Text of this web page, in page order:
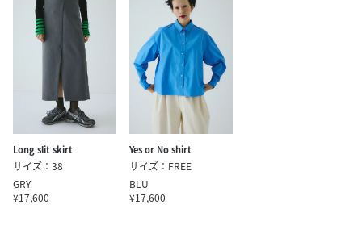
Long slit skirt
サイズ：38
GRY
¥17,600
Yes or No shirt
サイズ：FREE
BLU
¥17,600